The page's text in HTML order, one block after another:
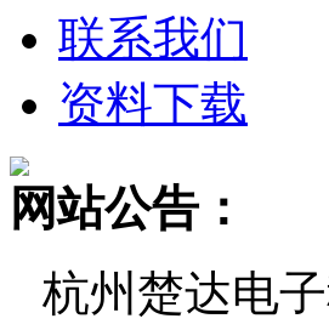
联系我们
资料下载
网站公告：
杭州楚达电